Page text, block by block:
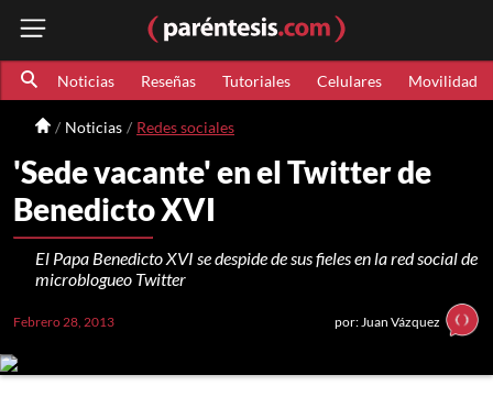
Noticias Reseñas Tutoriales Celulares Movilidad
Noticias Redes sociales
'Sede vacante' en el Twitter de
Benedicto XVI
El Papa Benedicto XVI se despide de sus fieles en la red social de
microblogueo Twitter
Febrero 28, 2013 por: Juan Vázquez